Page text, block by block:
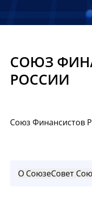
Материалы
СОЮЗ
РОССИИ
Союз Финансистов
О СоюзеСовет